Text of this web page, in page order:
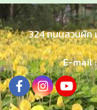
324 ถนนสวนผัก
E-mail